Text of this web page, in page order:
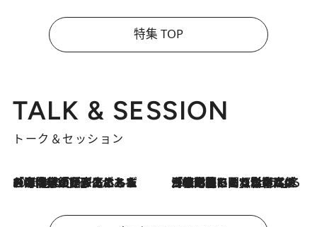
特集 TOP
TALK & SESSION
トーク＆セッション
2026.8.3
「今後値上げがあるとすれば…」「リスクがあるのは今年の冬」エネルギー専門家が語る、ホルムズ海峡封鎖が家庭にもたらす“ある心配” 2026.8.3
「住宅建てられない…」「サーチャージ料の高値が続いている」ホルムズ海峡封鎖による影響はいつまで続く？《エネルギー専門家に聞く“どうなる日本の暮らし”》